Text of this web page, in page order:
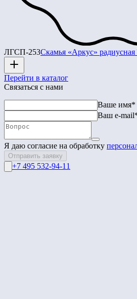
ЛГСП-253Скамья «Аркус»
Перейти в каталог
Связаться с нами
Ваше имя*
Ваш e-
Я даю согласие на обработку
Отправить заявку
+7 495 532-94-11